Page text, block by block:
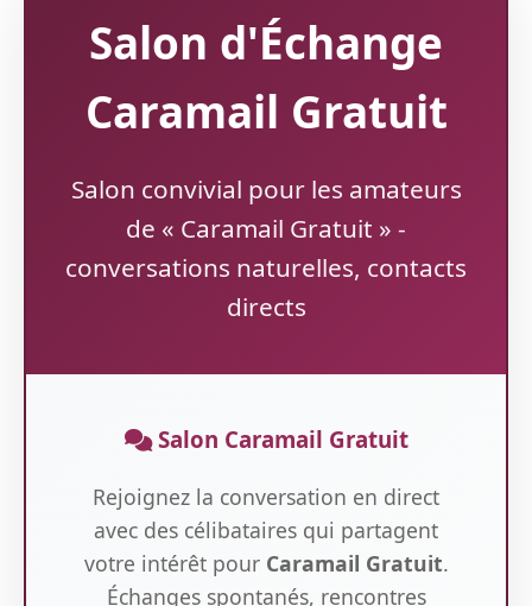
Salon d'Échange
Caramail Gratuit
Salon convivial pour les amateurs
de « Caramail Gratuit » -
conversations naturelles, contacts
directs
Salon Caramail Gratuit
Rejoignez la conversation en direct
avec des célibataires qui partagent
votre intérêt pour Caramail Gratuit.
Échanges spontanés, rencontres